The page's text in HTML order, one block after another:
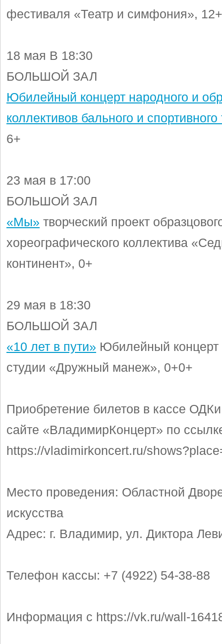
фестиваля «Театр и симфония», 12+
18 мая В 18:30
БОЛЬШОЙ ЗАЛ
Юбилейный концерт народного и
коллективов бального и
6+
23 мая в 17:00
БОЛЬШОЙ ЗАЛ
«Мы» творческий проект
хореографического коллектива
континент», 0+
29 мая в 18:30
БОЛЬШОЙ ЗАЛ
«10 лет в пути» Юбилейный концерт
студии «Дружный манеж», 0+0+
Приобретение билетов в кассе
сайте «ВладимирКонцерт» по
https://vladimirkoncert.ru/
Место проведения: Областной
искусства
Адрес: г. Владимир, ул. Диктора
Телефон кассы: +7 (4922) 54-38-88
Информация с https://vk.ru/wall-